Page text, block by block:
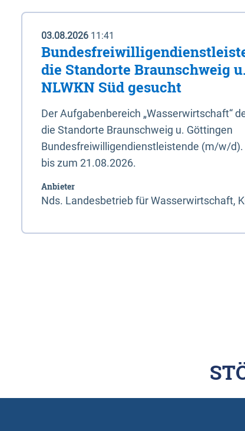
03.08.2026 11:41
die Standorte Braunschweig
NLWKN Süd gesucht
Der Aufgabenbereich „Wasserwirtschaft“
die Standorte Braunschweig u. Göttingen
Bundesfreiwilligendienstleistende (m/w/
bis zum 21.08.2026.
Anbieter
Nds. Landesbetrieb für Wasserwirtschaft,